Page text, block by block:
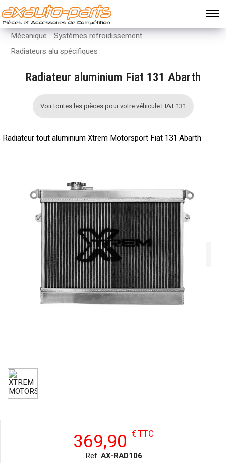
Mécanique
Systèmes refroidissement
Radiateurs alu spécifiques
Radiateur aluminium Fiat 131 Abarth
Voir toutes les pièces pour votre véhicule FIAT 131
Radiateur tout aluminium Xtrem Motorsport Fiat 131 Abarth
369,90 € TTC
Ref. AX-RAD106